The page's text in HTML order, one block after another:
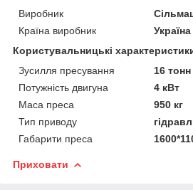
Виробник
Країна виробник
Україна
Користувальницькі
Зусилля пресування
16 тонн
Потужність двигуна
4 кВт
Маса преса
950 кг
Тип приводу
Габарити преса
Приховати